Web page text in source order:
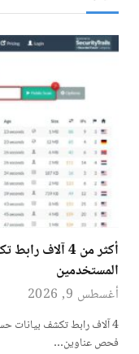
أكثر من 4
المستخدمين
أغسطس 9, 2026
4 آلاف رابط تكشف
فحص عناوين…